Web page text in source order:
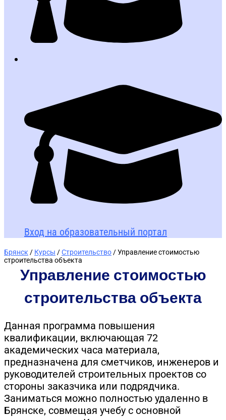
Вход на образовательный портал
Брянск / Курсы /Строительство / Управление стоимостью
строительства объекта
Управление стоимостью
строительства объекта
Данная программа повышения
квалификации, включающая 72
академических часа материала,
предназначена для сметчиков, инженеров и
руководителей строительных проектов со
стороны заказчика или подрядчика.
Заниматься можно полностью удаленно в
Брянске, совмещая учебу с основной